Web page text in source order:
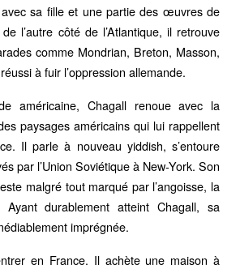
sa fille et une partie des œuvres de
l’autre côté de l’Atlantique, il retrouve
comme Mondrian, Breton, Masson,
à fuir l’oppression allemande.
américaine, Chagall renoue avec la
paysages américains qui lui rappellent
Il parle à nouveau yiddish, s’entoure
par l’Union Soviétique à New-York. Son
malgré tout marqué par l’angoisse, la
durablement atteint Chagall, sa
imprégnée.
en France. Il achète une maison à